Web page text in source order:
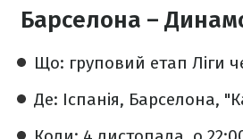
Барселона –
Що: груповий етап Ліги
Де: Іспанія, Барселона,